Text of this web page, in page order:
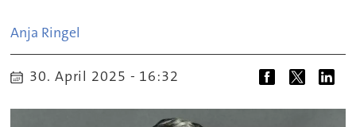
Anja Ringel
30. April 2025 - 16:32